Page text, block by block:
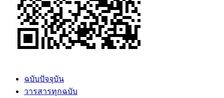
ฉบับปัจจุบัน
วารสารทุกฉบับ